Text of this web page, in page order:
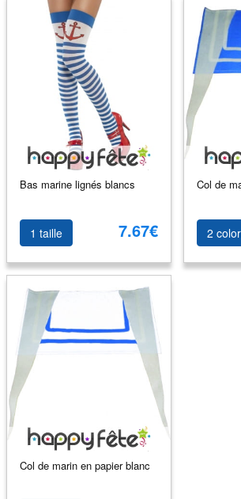
Bas marine lignés blancs
1 taille 7.67€
Col de
2
Col de marin en papier blanc